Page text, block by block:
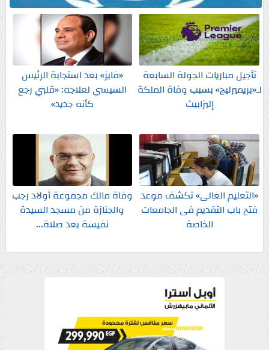
تأجيل مباريات الجولة السابعة
لـ«بريميرليج» بسبب وفاة الملكة
إليزابيث
«فايز» بعد استجابة الرئيس
السيسي لعلاجه: «قلبي رجع
كأنه جديد»
«التعليم العالى» تكشف موعد
فتح باب التقديم فى الجامعات
الخاصة
وفاة مالك مجموعة أولاد رجب
والجنازة من مسجد السيدة
نفيسة بعد صلاة...